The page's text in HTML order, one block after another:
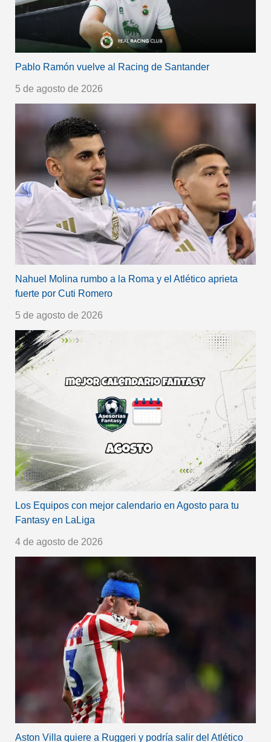
Pablo Ramón vuelve al Racing de Santander
5 de agosto de 2026
Nahuel Molina rumbo a la Roma y el Atlético aprieta
fuerte por Cuti Romero
5 de agosto de 2026
Los Equipos con mejor calendario en Agosto para tu
Fantasy en LaLiga
4 de agosto de 2026
Aston Villa quiere a Ruggeri y podría salir del Atlético